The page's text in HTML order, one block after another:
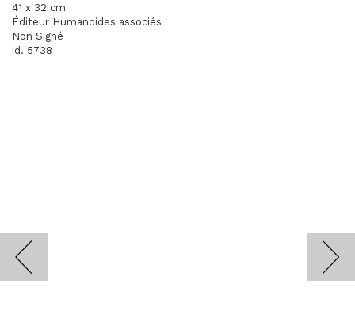
41 x 32 cm
Éditeur Humanoides associés
Non Signé
id. 5738